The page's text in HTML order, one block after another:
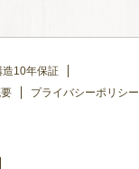
造10年保証
プライバシーポリシー